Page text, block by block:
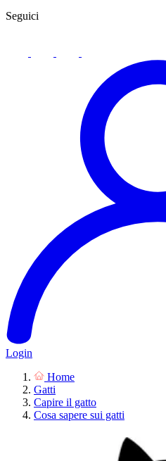
Seguici
Login
Home
Gatti
Capire il gatto
Cosa sapere sui gatti